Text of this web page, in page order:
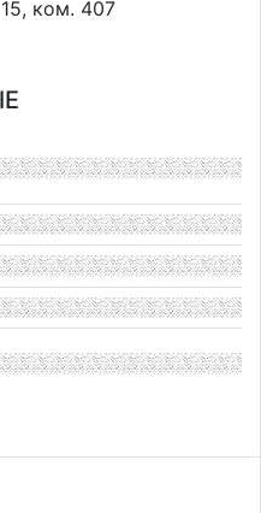
15, ком. 407